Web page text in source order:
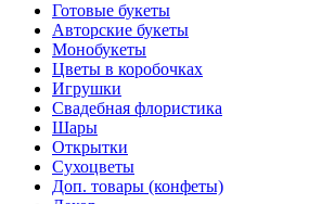
Готовые букеты
Авторские букеты
Монобукеты
Цветы в коробочках
Игрушки
Свадебная флористика
Шары
Открытки
Сухоцветы
Доп. товары (конфеты)